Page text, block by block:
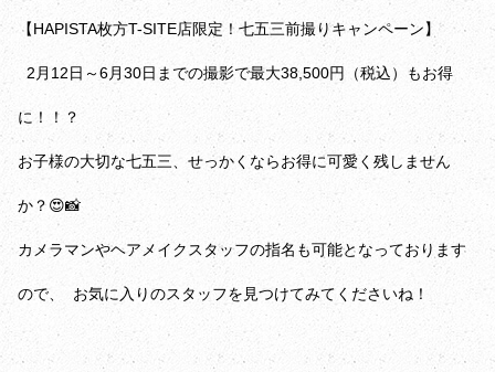
【HAPISTA枚方T-SITE店限定！七五三前撮りキャンペーン】
2月12日～6月30日までの撮影で最大38,500円（税込）もお得
に！！？
お子様の大切な七五三、せっかくならお得に可愛く残しません
か？😍📸
カメラマンやヘアメイクスタッフの指名も可能となっております
ので、 お気に入りのスタッフを見つけてみてくださいね！